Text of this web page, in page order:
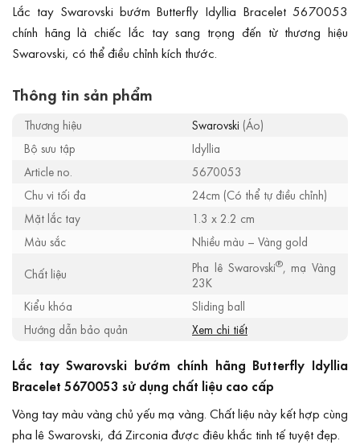
Lắc tay Swarovski bướm Butterfly Idyllia Bracelet 5670053
chính hãng là chiếc lắc tay sang trọng đến từ thương hiệu
Swarovski, có thể điều chỉnh kích thước.
Thông tin sản phẩm
Thương hiệu Swarovski (Áo)
Bộ sưu tập
Idyllia
Article no.
5670053
Chu vi tối đa
24cm (Có thể tự điều chỉnh)
Mặt lắc tay
1.3 x 2.2 cm
Màu sắc
Nhiều màu – Vàng gold
Chất liệu
Pha lê Swarovski®, mạ Vàng
23K
Kiểu khóa
Sliding ball
Hướng dẫn bảo quản
Xem chi tiết
Lắc tay Swarovski bướm chính hãng Butterfly Idyllia
Bracelet 5670053 sử dụng chất liệu cao cấp
Vòng tay màu vàng chủ yếu mạ vàng. Chất liệu này kết hợp cùng
pha lê Swarovski, đá Zirconia được điêu khắc tinh tế tuyệt đẹp.